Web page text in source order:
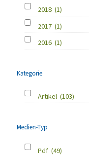
2018 (1)
2017 (1)
2016 (1)
Kategorie
Artikel (103)
Medien-Typ
Pdf (49)